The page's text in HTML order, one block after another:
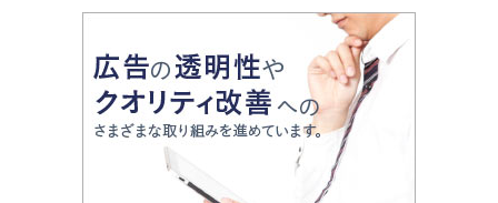
大阪府
兵庫県 京都府 奈良県
和歌山県
鳥取県
島根県 岡山県 広島県
香川県
高知県
教育全般
大学受験塾の選び方
中学受験に熱心な市区町村ランキング
小学校受験
家庭教師
運動と遊びを考える
情報Ⅰ、数学が苦手な人注目！最短距離の学力
アップ法
悩み多き「大学受験」相談室
英語・英会話・英検対策
小学校教師が解説！中学受験のリアル
大学入試改革
ママテクエグザム
進化する中高一貫校・高校